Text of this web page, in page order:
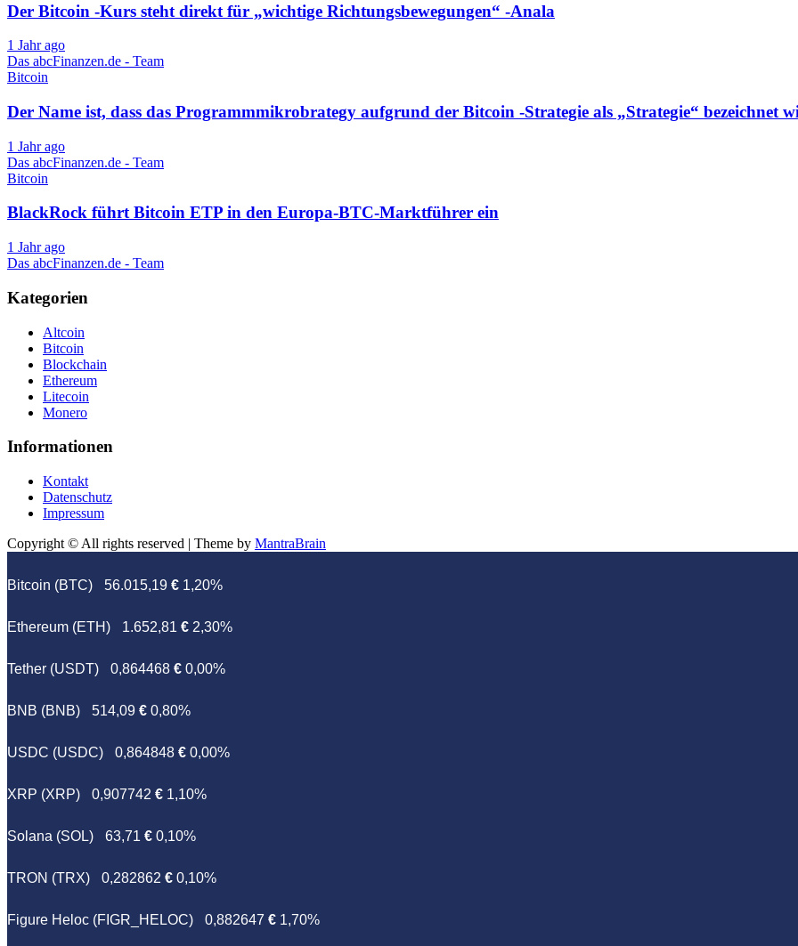
Der Bitcoin -Kurs steht direkt für „wichtige Richtungsbewegungen“ -Anala
1 Jahr ago
Das abcFinanzen.de - Team
Bitcoin
Der Name ist, dass das Programmmikrobrategy aufgrund der Bitcoin -Strategie als „Strategie“ bezeichnet
1 Jahr ago
Das abcFinanzen.de - Team
Bitcoin
BlackRock führt Bitcoin ETP in den Europa-BTC-Marktführer ein
1 Jahr ago
Das abcFinanzen.de - Team
Kategorien
Altcoin
Bitcoin
Blockchain
Ethereum
Litecoin
Monero
Informationen
Kontakt
Datenschutz
Impressum
Copyright © All rights reserved | Theme by MantraBrain
Bitcoin (BTC) 56.015,19 € 1,20%
Ethereum (ETH) 1.652,81 € 2,30%
Tether (USDT) 0,864468 € 0,00%
BNB (BNB) 514,09 € 0,80%
USDC (USDC) 0,864848 € 0,00%
XRP (XRP) 0,907742 € 1,10%
Solana (SOL) 63,71 € 0,10%
TRON (TRX) 0,282862 € 0,10%
Figure Heloc (FIGR_HELOC) 0,882647 € 1,70%